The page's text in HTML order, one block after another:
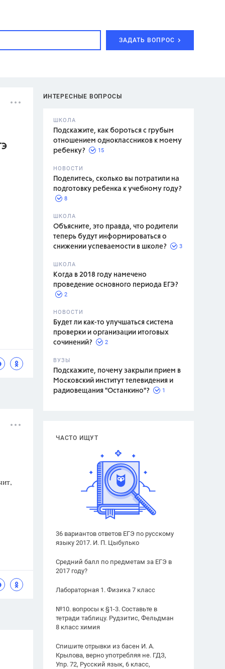
ЗАДАТЬ ВОПРОС
ИНТЕРЕСНЫЕ ВОПРОСЫ
ШКОЛА
Подскажите, как бороться с грубым
отношением одноклассников к моему
ребенку?
15
НОВОСТИ
Поделитесь, сколько вы потратили на
подготовку ребенка к учебному году?
8
ШКОЛА
Объясните, это правда, что родители
теперь будут информироваться о
снижении успеваемости в школе?
3
ШКОЛА
Когда в 2018 году намечено
проведение основного периода ЕГЭ?
2
НОВОСТИ
Будет ли как-то улучшаться система
проверки и организации итоговых
сочинений?
2
ВУЗЫ
Подскажите, почему закрыли прием в
Московский институт телевидения и
радиовещания "Останкино"?
1
ЧАСТО ИЩУТ
36 вариантов ответов ЕГЭ по русскому
языку 2017. И. П. Цыбулько
Средний балл по предметам за ЕГЭ в
2017 году?
Лабораторная 1. Физика 7 класс
№10. вопросы к §1-3. Составьте в
тетради таблицу. Рудзитис, Фельдман
8 класс химия
Спишите отрывки из басен И. А.
Крылова, верно употребляя не. ГДЗ,
Упр. 72, Русский язык, 6 класс,